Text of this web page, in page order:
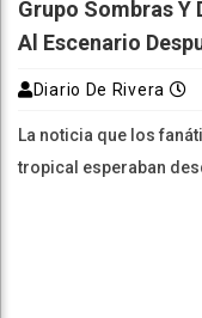
Grupo Sombras
Al Escenario
Diario De Rivera
La noticia que los
tropical esperaban